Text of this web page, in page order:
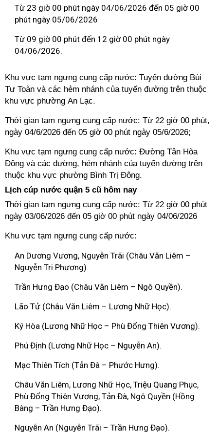
Từ 23 giờ 00 phút ngày 04/06/2026 đến 05 giờ 00
phút ngày 05/06/2026
Từ 09 giờ 00 phút đến 12 giờ 00 phút ngày
04/06/2026.
Khu vực tạm ngưng cung cấp nước: Tuyến đường Bùi
Tư Toàn và các hẻm nhánh của tuyến đường trên thuộc
khu vực phường An Lạc.
Thời gian tạm ngưng cung cấp nước: Từ 22 giờ 00 phút,
ngày 04/6/2026 đến 05 giờ 00 phút ngày 05/6/2026;
Khu vực tạm ngưng cung cấp nước: Đường Tân Hòa
Đông và các đường, hẻm nhánh của tuyến đường trên
thuộc khu vực phường Bình Trị Đông.
Lịch cúp nước quận 5 cũ hôm nay
Thời gian tạm ngưng cung cấp nước: Từ 22 giờ 00 phút
ngày 03/06/2026 đến 05 giờ 00 phút ngày 04/06/2026
Khu vực tạm ngưng cung cấp nước:
An Dương Vương, Nguyễn Trãi (Châu Văn Liêm –
Nguyễn Tri Phương).
Trần Hưng Đạo (Châu Văn Liêm – Ngô Quyền).
Lão Tử (Châu Văn Liêm – Lương Nhữ Học).
Ký Hòa (Lương Nhữ Học – Phù Đổng Thiên Vương).
Phú Định (Lương Nhữ Học – Nguyễn An).
Mạc Thiên Tích (Tản Đà – Phước Hưng).
Châu Văn Liêm, Lương Nhữ Học, Triệu Quang Phục,
Phù Đổng Thiên Vương, Tản Đà, Ngô Quyền (Hồng
Bàng – Trần Hưng Đạo).
Nguyễn An (Nguyễn Trãi – Trần Hưng Đạo).